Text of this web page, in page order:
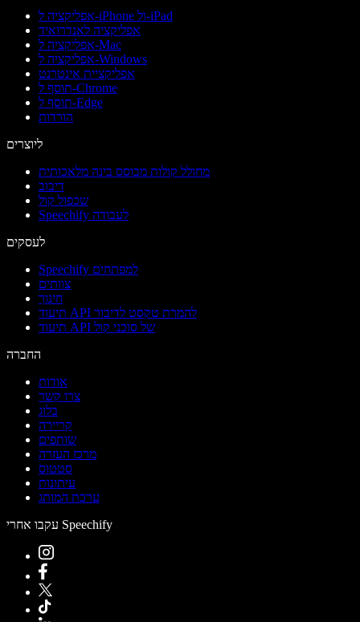
אפליקציה ל-iPhone ול-iPad
אפליקציה לאנדרואיד
אפליקציה ל-Mac
אפליקציה ל-Windows
אפליקציית אינטרנט
תוסף ל-Chrome
תוסף ל-Edge
הורדות
ליוצרים
מחולל קולות מבוסס בינה מלאכותית
דיבוב
שכפול קול
Speechify לעבודה
לעסקים
Speechify למפתחים
צוותים
חינוך
תיעוד API להמרת טקסט לדיבור
תיעוד API של סוכני קול
החברה
אודות
צרו קשר
בלוג
קריירה
שותפים
מרכז העזרה
סטטוס
עיתונות
ערכת המותג
עקבו אחרי Speechify